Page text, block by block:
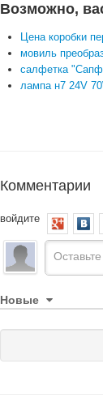
Возможно,
Цена коробки
мовиль
салфетка
лампа н7 24V
Комментарии
войдите
Новые